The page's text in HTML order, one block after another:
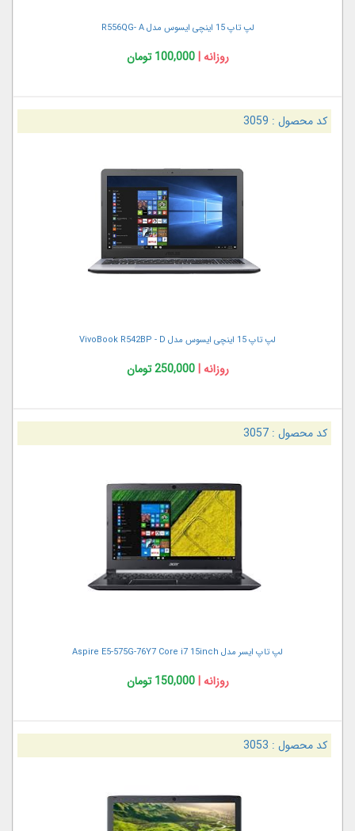
لپ تاپ 15 اینچی ایسوس مدل R556QG- A
روزانه |100,000 تومان
کد محصول : 3059
لپ تاپ 15 اینچی ایسوس مدل VivoBook R542BP - D
روزانه |250,000 تومان
کد محصول :3057
لپ تاپ ایسر مدل Aspire E5-575G-76Y7 Core i7 15inch
روزانه |150,000 تومان
کد محصول : 3053